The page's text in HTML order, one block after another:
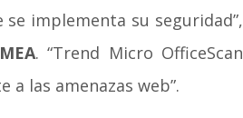
implementa su seguridad”,
. “Trend Micro OfficeScan
las amenazas web”.